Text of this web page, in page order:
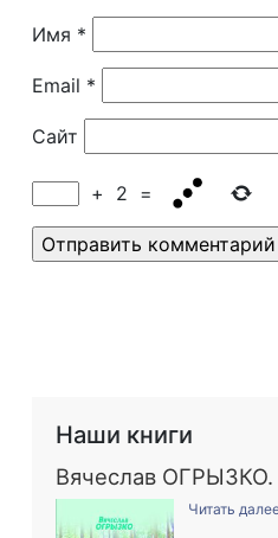
Имя *
Email *
Сайт
+ 2 =
Наши книги
Вячеслав
Читать